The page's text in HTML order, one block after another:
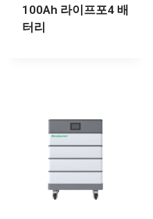
100Ah 라이프포4 배
터리